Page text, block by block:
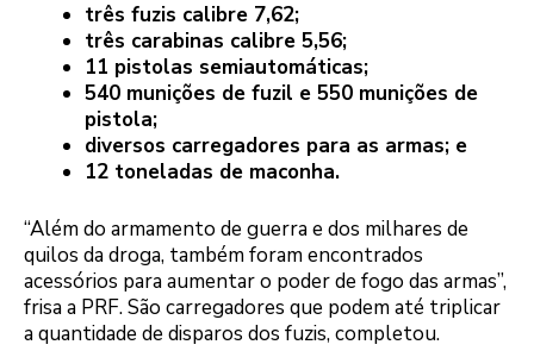
três fuzis calibre 7,62;
três carabinas calibre 5,56;
11 pistolas semiautomáticas;
540 munições de fuzil e 550 munições de
pistola;
diversos carregadores para as armas; e
12 toneladas de maconha.
“Além do armamento de guerra e dos milhares de
quilos da droga, também foram encontrados
acessórios para aumentar o poder de fogo das armas”,
frisa a PRF. São carregadores que podem até triplicar
a quantidade de disparos dos fuzis, completou.